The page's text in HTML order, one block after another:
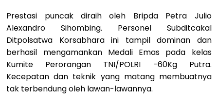
Prestasi puncak diraih oleh Bripda Petra Julio
Alexandro Sihombing. Personel Subditcakal
Ditpolsatwa Korsabhara ini tampil dominan dan
berhasil mengamankan Medali Emas pada kelas
Kumite Perorangan TNI/POLRI -60Kg Putra.
Kecepatan dan teknik yang matang membuatnya
tak terbendung oleh lawan-lawannya.